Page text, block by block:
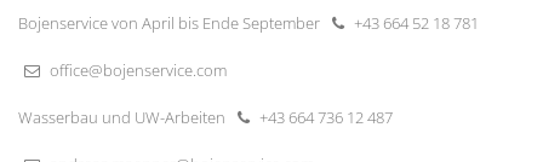
Bojenservice von April bis Ende September +43 664 52 18 781
office@bojenservice.com
Wasserbau und UW-Arbeiten +43 664 736 12 487